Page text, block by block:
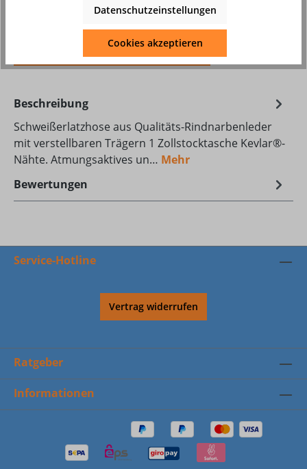
Produktdatenblatt Download
DAT_KON_Bury_Classic_509220.pdf
Beschreibung
Schweißerlatzhose aus Qualitäts-Rindnarbenleder
mit verstellbaren Trägern 1 Zollstocktasche Kevlar®-
Nähte. Atmungsaktives un… Mehr
Bewertungen
Service-Hotline
Vertrag widerrufen
Ratgeber
Informationen
Datenschutzeinstellungen
Cookies akzeptieren